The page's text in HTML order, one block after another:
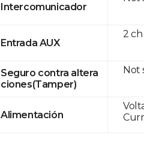
Intercomunicador
Entrada AUX
Seguro contra altera
ciones(Tamper)
Alimentación
2
Not